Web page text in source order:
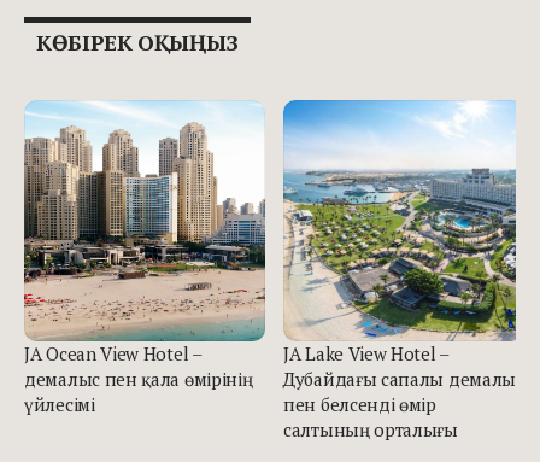
КӨБІРЕК ОҚЫҢЫЗ
JA Ocean View Hotel –
демалыс пен қала өмірінің
үйлесімі
JA Lake View Hotel –
Дубайдағы сапалы демалыс
пен белсенді өмір
салтының орталығы